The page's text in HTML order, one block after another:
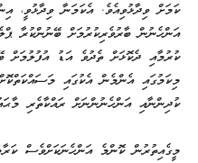
ކަމަށް ވިދާޅުވިއެވެ. އެކަމަނާ ވިދާޅުވީ،
އަންހެނުން ބާރުވެރިކުރުމަށް ބޭނުންކުރާ
ކުރުމާއި ދެކޮޅަށް ތެދުވެ އަޑު އުފުލުމަށް
މިކަމުގައި އެންމެން އެކުގައި
ކުދިންނާއި އަންހެނުންނަށް ރައްކާތެރި
މީގެއިތުރުން ކޮންމެ އަންހެނަކަށްވެސް